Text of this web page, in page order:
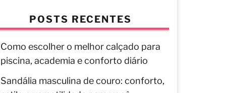
POSTS RECENTES
Como escolher o melhor calçado para
piscina, academia e conforto diário
Sandália masculina de couro: conforto,